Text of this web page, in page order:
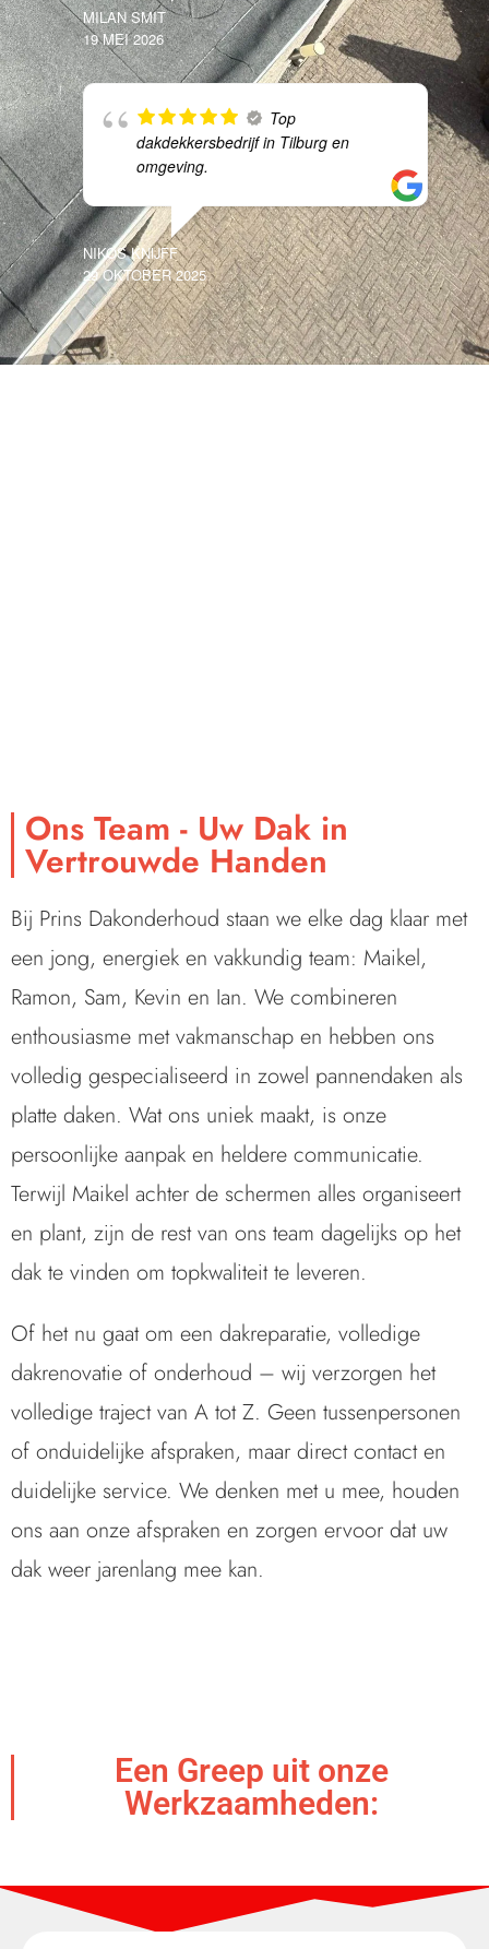
MILAN SMIT
19 MEI 2026
Top
dakdekkersbedrijf in Tilburg en
omgeving.
NIKOS KNIJFF
29 OKTOBER 2025
Ons Team - Uw Dak in
Vertrouwde Handen
Bij Prins Dakonderhoud staan we elke dag klaar met
een jong, energiek en vakkundig team: Maikel,
Ramon, Sam, Kevin en Ian. We combineren
enthousiasme met vakmanschap en hebben ons
volledig gespecialiseerd in zowel pannendaken als
platte daken. Wat ons uniek maakt, is onze
persoonlijke aanpak en heldere communicatie.
Terwijl Maikel achter de schermen alles organiseert
en plant, zijn de rest van ons team dagelijks op het
dak te vinden om topkwaliteit te leveren.
Of het nu gaat om een dakreparatie, volledige
dakrenovatie of onderhoud – wij verzorgen het
volledige traject van A tot Z. Geen tussenpersonen
of onduidelijke afspraken, maar direct contact en
duidelijke service. We denken met u mee, houden
ons aan onze afspraken en zorgen ervoor dat uw
dak weer jarenlang mee kan.
Een Greep uit onze
Werkzaamheden: